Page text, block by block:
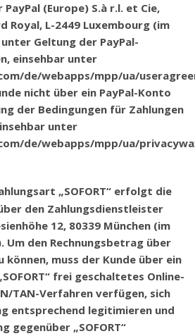
(Europe) S.à r.l. et Cie,
Royal, L-2449 Luxembourg (im
Geltung der PayPal-
einsehbar unter
de/webapps/mpp/ua/
nicht über ein PayPal-Konto
der Bedingungen für Zahlungen
unter
de/webapps/mpp/ua/
„SOFORT“ erfolgt die
ber den Zahlungsdienstleister
öhe 12, 80339 München (im
Um den Rechnungsbetrag über
können, muss der Kunde über ein
SOFORT“ frei geschaltetes Online-
TAN-Verfahren verfügen, sich
entsprechend legitimieren und
gegenüber „SOFORT“